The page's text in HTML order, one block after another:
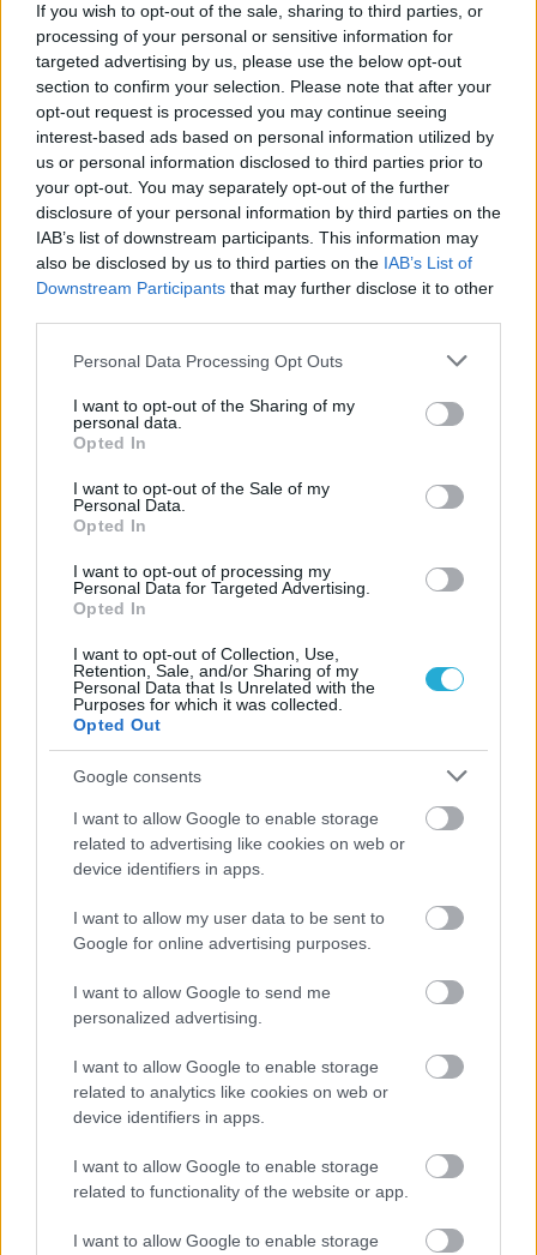
If you wish to opt-out of the sale, sharing to third parties, or
processing of your personal or sensitive information for
targeted advertising by us, please use the below opt-out
section to confirm your selection. Please note that after your
opt-out request is processed you may continue seeing
interest-based ads based on personal information utilized by
us or personal information disclosed to third parties prior to
your opt-out. You may separately opt-out of the further
disclosure of your personal information by third parties on the
IAB’s list of downstream participants. This information may
also be disclosed by us to third parties on the IAB’s List of
Downstream Participants that may further disclose it to other
Please note that this website/app uses one or more Google
not limited to your visit or usage behaviour. You may click to
grant or deny consent to Google and its third-party tags to
use your data for below specified purposes in below Google
consent section.
Personal Data Processing Opt Outs
I want to opt-out of the Sharing of my
personal data.
Opted In
I want to opt-out of the Sale of my
Personal Data.
Opted In
I want to opt-out of processing my
Personal Data for Targeted Advertising.
Opted In
I want to opt-out of Collection, Use,
Retention, Sale, and/or Sharing of my
Personal Data that Is Unrelated with the
Purposes for which it was collected.
Opted Out
Google consents
I want to allow Google to enable storage
related to advertising like cookies on web or
device identifiers in apps.
I want to allow my user data to be sent to
Google for online advertising purposes.
I want to allow Google to send me
personalized advertising.
I want to allow Google to enable storage
related to analytics like cookies on web or
device identifiers in apps.
I want to allow Google to enable storage
related to functionality of the website or app.
I want to allow Google to enable storage
ΡΟΗ ΕΙΔΗΣΕΩΝ
06/08/2026
Το πάλεψε μέχρι τέλους η Εθνική γυναικών κόντρα
στην Ιταλία Β’
Πρωτάθλημα τον Δεκέμβριο – Αντιδρούν οι σύλλογοι
06/08/2026
Έτοιμη για… υψηλές πτήσεις η Μπενφίκα του Ψάρρα
με τον «Ιπτάμενο Ολλανδό» Βίλτενμπουργκ
Ισόπαλο το πρωτο φιλικό τεστ της Εθνικής στο
Ουρμπίνο
05/08/2026
Προς στρατηγική συνεργασία ΠΑΣΑΠΠ και
Πανεπιστημίου Πατρών
05/08/2026
Πρώτο δυνατό τεστ της Εθνικής Γυναικών επί ιταλικού
εδάφους με Σουηδία
ΓΝΩΜΕΣ
ΠΕΝΥ ΡΟΝΤΟΓΙΑΝΝΗ
στο σήμερα: Tο τρίτο
ευρωπαϊκό ραντεβού του
Παναθηναϊκού με την